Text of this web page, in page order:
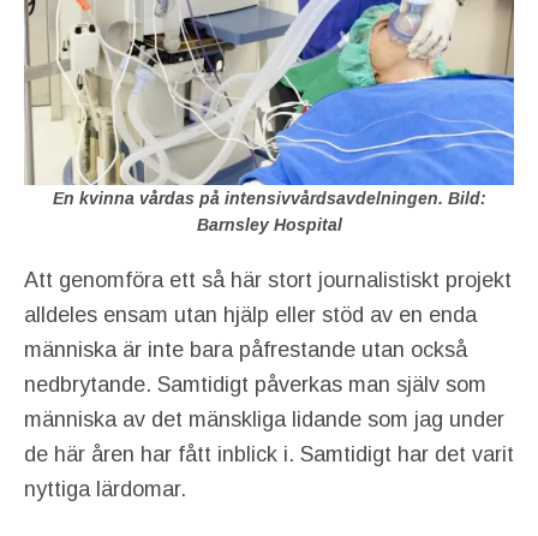
En kvinna vårdas på intensivvårdsavdelningen. Bild:
Barnsley Hospital
Att genomföra ett så här stort journalistiskt projekt
alldeles ensam utan hjälp eller stöd av en enda
människa är inte bara påfrestande utan också
nedbrytande. Samtidigt påverkas man själv som
människa av det mänskliga lidande som jag under
de här åren har fått inblick i. Samtidigt har det varit
nyttiga lärdomar.